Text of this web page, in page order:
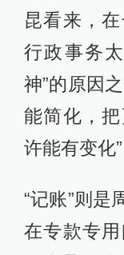
昆看来，
行政事务
神”的原因
能简化，
许能有变化”
“记账”则是
在专款专